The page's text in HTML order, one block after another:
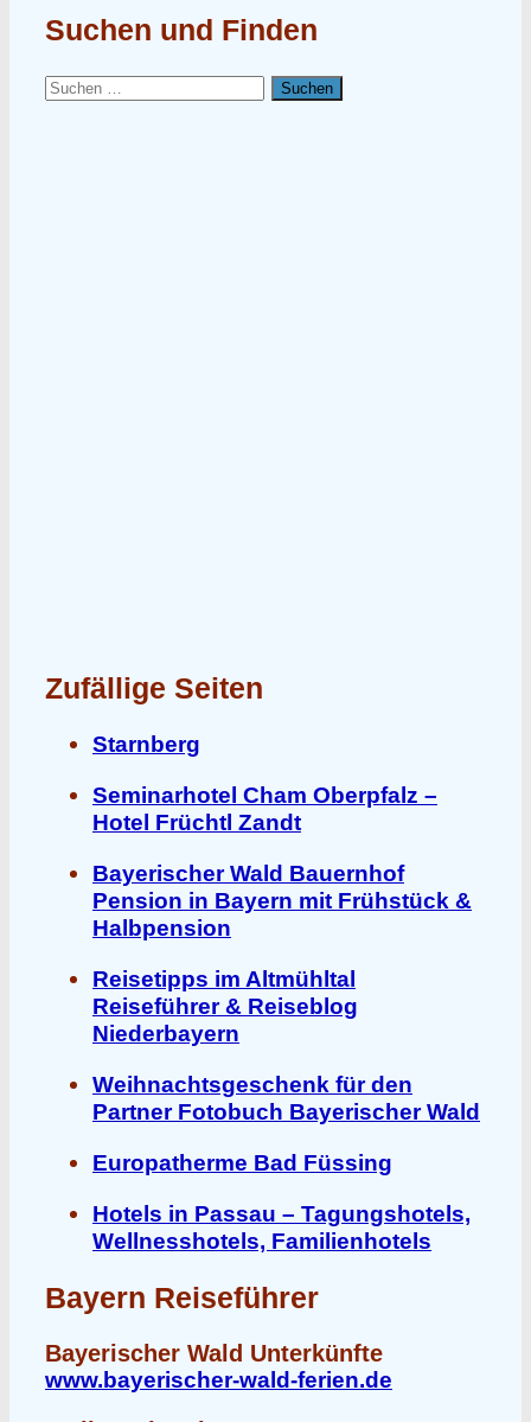
Suchen und Finden
Suchen
Zufällige Seiten
Starnberg
Seminarhotel Cham Oberpfalz –
Hotel Früchtl Zandt
Bayerischer Wald Bauernhof
Pension in Bayern mit Frühstück &
Halbpension
Reisetipps im Altmühltal
Reiseführer & Reiseblog
Niederbayern
Weihnachtsgeschenk für den
Partner Fotobuch Bayerischer Wald
Europatherme Bad Füssing
Hotels in Passau – Tagungshotels,
Wellnesshotels, Familienhotels
Bayern Reiseführer
Bayerischer Wald Unterkünfte
www.bayerischer-wald-ferien.de